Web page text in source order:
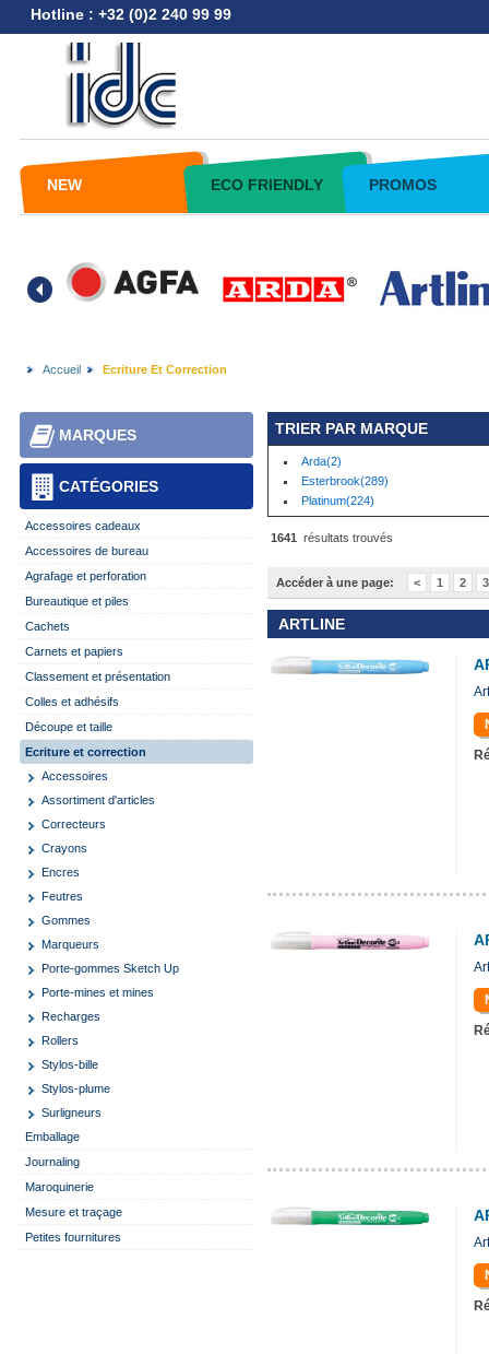
Hotline : +32 (0)2 240 99 99
NEW ECO FRIENDLY PROMOS
Accueil Ecriture Et Correction
CATÉGORIES
MARQUES
Accessoires cadeaux
Accessoires de bureau
Agrafage et perforation
Bureautique et piles
Cachets
Carnets et papiers
Classement et présentation
Colles et adhésifs
Découpe et taille
Ecriture et correction
Accessoires
Assortiment d'articles
Correcteurs
Crayons
Encres
Feutres
Gommes
Marqueurs
Porte-gommes Sketch Up
Porte-mines et mines
Recharges
Rollers
Stylos-bille
Stylos-plume
Surligneurs
Emballage
Journaling
Maroquinerie
Mesure et traçage
Petites fournitures
TRIER PAR MARQUE
Arda(2)
Esterbrook(289)
Platinum(224)
1641 résultats trouvés
Accéder à une page: < 1 2 3
ARTLINE